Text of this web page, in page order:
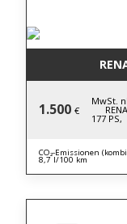
1.500 €
MwSt.
177 PS,
CO₂-Emissionen
8,7 l/100 km